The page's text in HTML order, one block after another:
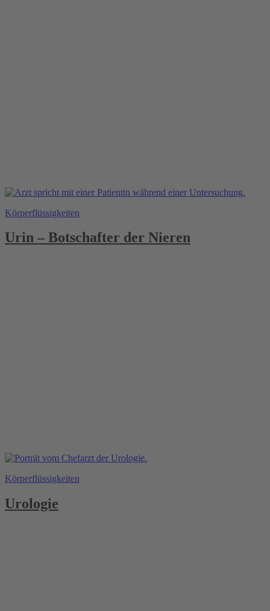
Körperflüssigkeiten
Urin – Botschafter der Nieren
Körperflüssigkeiten
Urologie